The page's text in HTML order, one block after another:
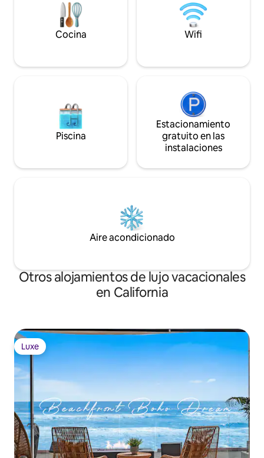
transformative
Cocina Wifi
Piscina
Estacionamiento
gratuito en las
instalaciones
Aire acondicionado
Otros alojamientos de lujo vacacionales
en California
Luxe
Luxe